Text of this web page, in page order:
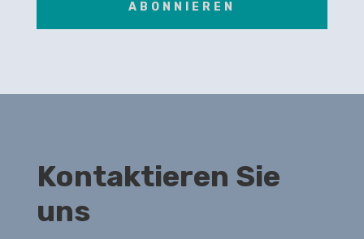
ABONNIEREN
Kontaktieren Sie
uns